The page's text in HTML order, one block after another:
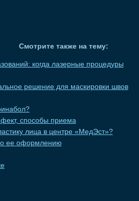
Смотрите также на тему:
когда лазерные процедуры
решение для маскировки швов
способы приема
лица в центре «МедЭст»?
ее оформлению